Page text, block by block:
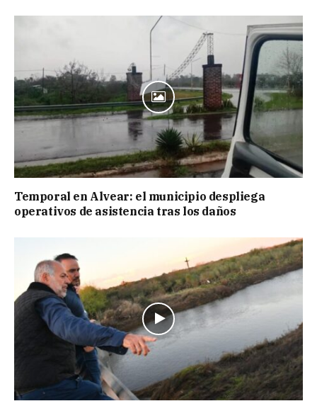
Temporal en Alvear: el municipio despliega
operativos de asistencia tras los daños